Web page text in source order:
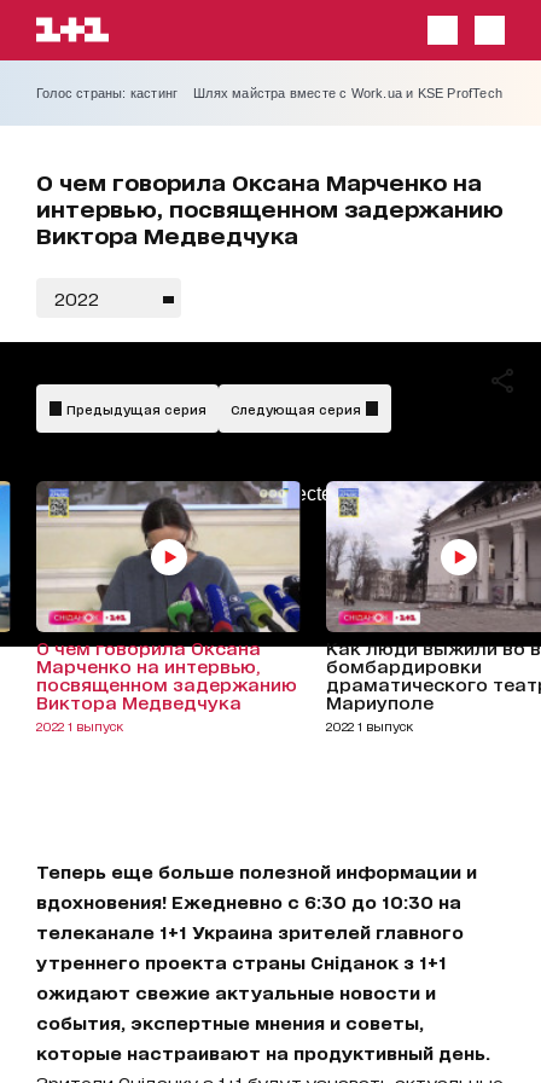
Голос страны: кастинг Шлях майстра вместе с Work.ua и KSE ProfTech
О чем говорила Оксана Марченко на
интервью, посвященном задержанию
Виктора Медведчука
2022
AdBlockDetected!
Предыдущая серия Следующая серия
О чем говорила Оксана
Марченко на интервью,
посвященном задержанию
Виктора Медведчука
2022 1 выпуск
Как люди выжили во
бомбардировки
драматического
Мариуполе
2022 1 выпуск
Теперь еще больше полезной информации и
вдохновения! Ежедневно с 6:30 до 10:30 на
телеканале 1+1 Украина зрителей главного
утреннего проекта страны Сніданок з 1+1
ожидают свежие актуальные новости и
события, экспертные мнения и советы,
которые настраивают на продуктивный день.